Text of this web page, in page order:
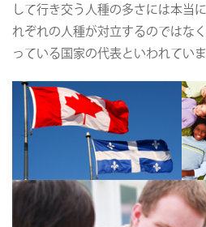
して行き交う人種の多さには本当
れぞれの人種が対立するのではな
っている国家の代表といわれていま